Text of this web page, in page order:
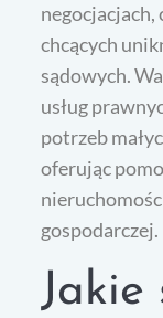
negocjacjach,
chcących
sądowych.
usług
potrzeb
oferując
gospodarczej.
Jakie